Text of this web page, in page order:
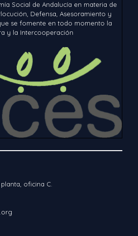
Social de Andalucía en materia de
Defensa, Asesoramiento y
se fomente en todo momento la
y la Intercooperación
planta, oficina C.